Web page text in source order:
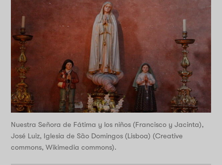
Nuestra Señora de Fátima y los niños (Francisco y Jacinta),
José Luiz, Iglesia de São Domingos (Lisboa) (Creative
commons, Wikimedia commons).